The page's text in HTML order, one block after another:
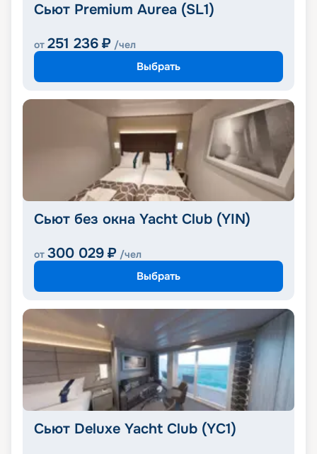
Сьют Premium Aurea (SL1)
от 251 236 ₽ /чел
Выбрать
Сьют без окна Yacht Club (YIN)
от 300 029 ₽ /чел
Выбрать
Сьют Deluxe Yacht Club (YC1)